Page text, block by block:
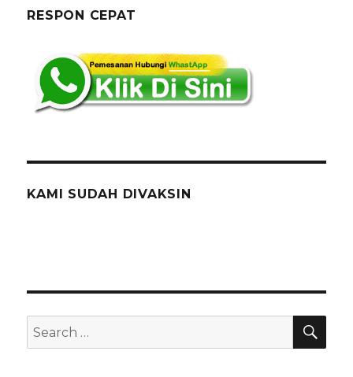
RESPON CEPAT
KAMI SUDAH DIVAKSIN
Search
for: